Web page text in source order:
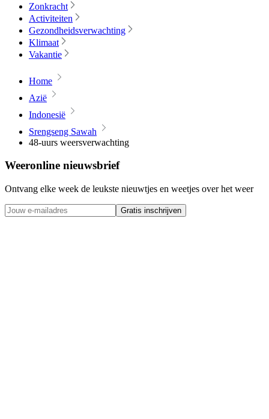
Zonkracht
Activiteiten
Gezondheidsverwachting
Klimaat
Vakantie
Home
Azië
Indonesië
Srengseng Sawah
48-uurs weersverwachting
Weeronline nieuwsbrief
Ontvang elke week de leukste nieuwtjes en weetjes over het weer
Gratis inschrijven